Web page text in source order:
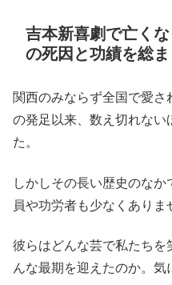
吉本新喜劇で亡く
の死因と功績を総
関西のみならず全国で愛さ
の発足以来、数え切れない
た。
しかしその長い歴史のな
員や功労者も少なくありま
彼らはどんな芸で私たち
んな最期を迎えたのか。気